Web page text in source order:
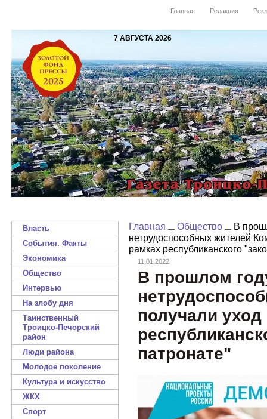
Главная Редакция
7 АВГУСТА 2026
Власть
События. Факты
Экономика
Общество
Интервью
На злобу дня
Таинственный
Троицко-Печорский
район
Люди района
Молодое поколение
Культура и искусство
ЖКХ
Спорт
Главная Общество
В
нетрудоспособных жителей
рамках республиканского
11.01.2022
В прошлом
получали
патронате"